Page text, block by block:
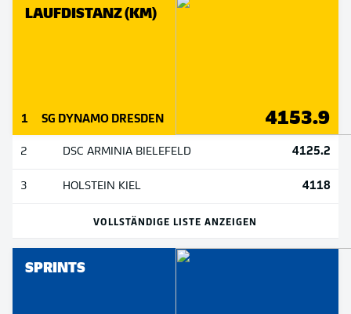
LAUFDISTANZ (KM)
1 SG DYNAMO DRESDEN 4153.9
2 DSC ARMINIA BIELEFELD 4125.2
3 HOLSTEIN KIEL 4118
VOLLSTÄNDIGE LISTE ANZEIGEN
SPRINTS